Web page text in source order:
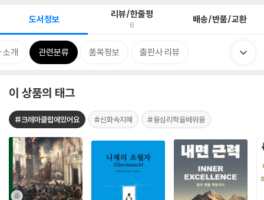
도서정보 리뷰/한줄평
6 배송/반품/교환
소개 관련분류 품목정보 출판사 리뷰
이 상품의 태그
#크레마클럽에있어요 #신화속지혜 #융심리학을배워융